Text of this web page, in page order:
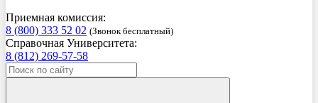
Приемная комиссия:
8 (800) 333 52 02 (Звонок бесплатный)
Справочная Университета:
8 (812) 269-57-58